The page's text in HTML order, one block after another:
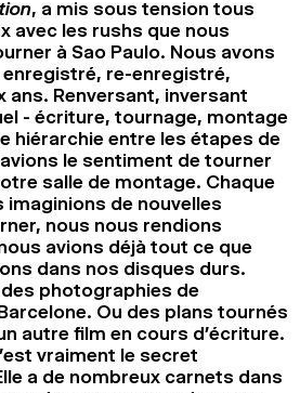
, a mis sous tension tous
avec les rushs que nous
à Sao Paulo. Nous avons
re-enregistré,
ans. Renversant, inversant
- écriture, tournage, montage
hiérarchie entre les étapes de
le sentiment de tourner
salle de montage. Chaque
imaginions de nouvelles
nous nous rendions
avions déjà tout ce que
dans nos disques durs.
photographies de
Ou des plans tournés
autre film en cours d’écriture.
vraiment le secret
a de nombreux carnets dans